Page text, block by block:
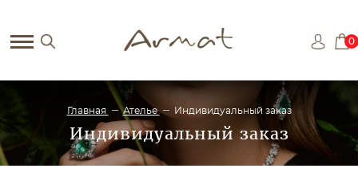
0
Главная Ателье Индивидуальный заказ
Индивидуальный заказ